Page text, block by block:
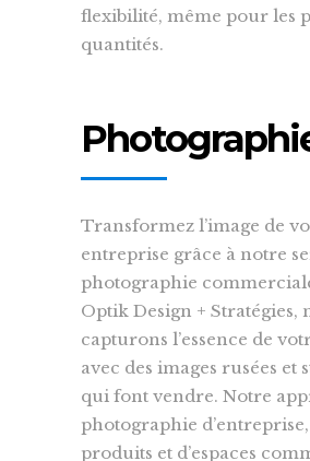
flexibilité, même pour les
quantités.
Transformez l’image de
entreprise grâce à notre
photographie
Optik Design + Stratégies,
capturons l’essence de
avec des images rusées et
qui font vendre. Notre
photographie
produits et d’espaces